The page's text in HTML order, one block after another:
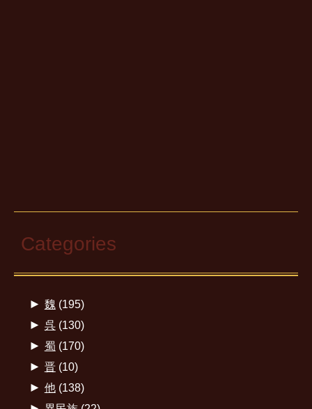
Categories
► 魏 (195)
► 呉(130)
► 蜀 (170)
► 晋(10)
► 他(138)